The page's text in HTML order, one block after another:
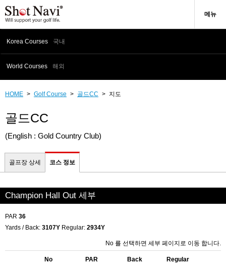
메뉴
Korea Courses 국내
World Courses 해외
HOME > Golf Course > 골드CC > 지도
골드CC
(English : Gold Country Club)
골프장 상세 코스 정보
Champion Hall Out 세부
PAR 36
Yards / Back: 3107Y Regular: 2934Y
No 를 선택하면 세부 페이지로 이동 합니다.
No PAR Back Regular